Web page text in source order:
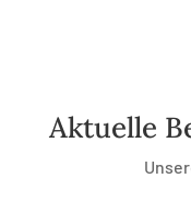
Aktuelle